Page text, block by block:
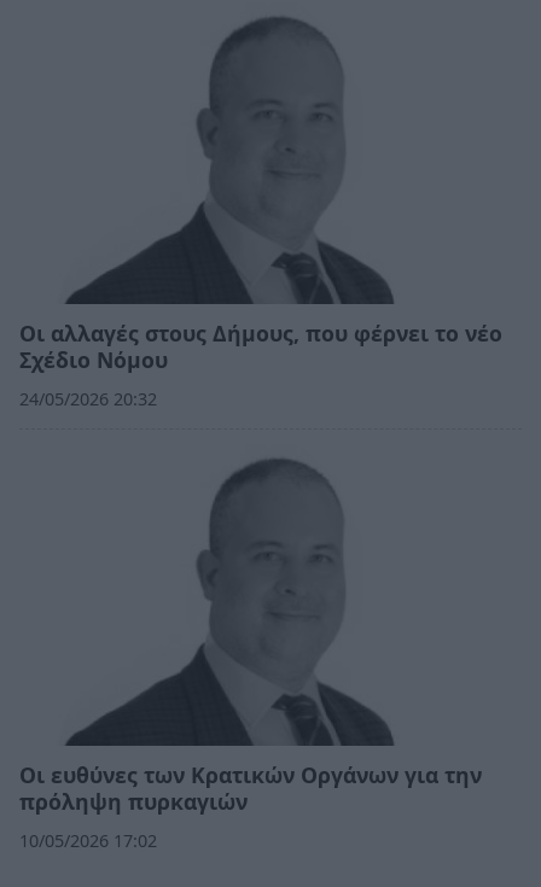
Οι αλλαγές στους Δήμους, που φέρνει το νέο
Σχέδιο Νόμου
24/05/2026 20:32
Οι ευθύνες των Κρατικών Οργάνων για την
πρόληψη πυρκαγιών
10/05/2026 17:02